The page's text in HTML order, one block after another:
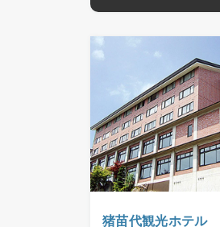
猪苗代観光ホテル